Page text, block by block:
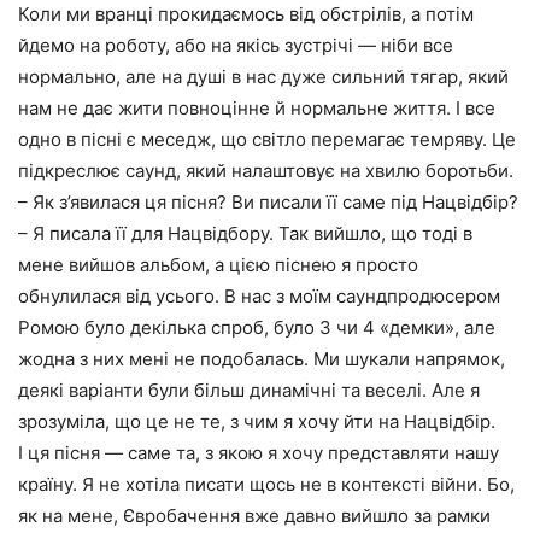
Коли ми вранці прокидаємось від обстрілів, а потім
йдемо на роботу, або на якісь зустрічі — ніби все
нормально, але на душі в нас дуже сильний тягар, який
нам не дає жити повноцінне й нормальне життя. І все
одно в пісні є меседж, що світло перемагає темряву. Це
підкреслює саунд, який налаштовує на хвилю боротьби.
– Як з’явилася ця пісня? Ви писали її саме під Нацвідбір?
– Я писала її для Нацвідбору. Так вийшло, що тоді в
мене вийшов альбом, а цією піснею я просто
обнулилася від усього. В нас з моїм саундпродюсером
Ромою було декілька спроб, було 3 чи 4 «демки», але
жодна з них мені не подобалась. Ми шукали напрямок,
деякі варіанти були більш динамічні та веселі. Але я
зрозуміла, що це не те, з чим я хочу йти на Нацвідбір.
І ця пісня — саме та, з якою я хочу представляти нашу
країну. Я не хотіла писати щось не в контексті війни. Бо,
як на мене, Євробачення вже давно вийшло за рамки